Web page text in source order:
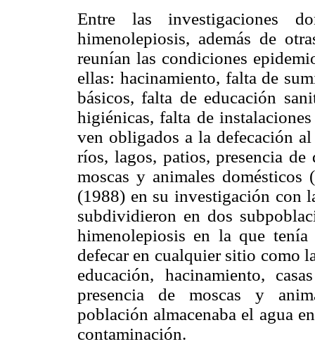
Entre las investigaciones
himenolepiosis, además de
reunían las condiciones
ellas: hacinamiento, falta de
básicos, falta de educación
higiénicas, falta de
ven obligados a la defecación
ríos, lagos, patios, presencia de
moscas y animales
(1988) en su investigación con
subdividieron en dos
himenolepiosis en la que
defecar en cualquier sitio como
educación, hacinamiento,
presencia de moscas y
población almacenaba el agua
contaminación.